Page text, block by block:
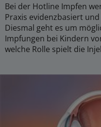
Bei der Hotline Impfen
Praxis evidenzbasiert
Diesmal geht es um
Impfungen bei Kindern
welche Rolle spielt die